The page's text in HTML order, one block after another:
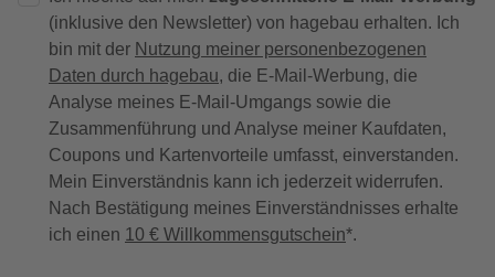
(inklusive den Newsletter) von hagebau erhalten. Ich
bin mit der Nutzung meiner personenbezogenen
Daten durch hagebau, die E-Mail-Werbung, die
Analyse meines E-Mail-Umgangs sowie die
Zusammenführung und Analyse meiner Kaufdaten,
Coupons und Kartenvorteile umfasst, einverstanden.
Mein Einverständnis kann ich jederzeit widerrufen.
Nach Bestätigung meines Einverständnisses erhalte
ich einen 10 € Willkommensgutschein*.